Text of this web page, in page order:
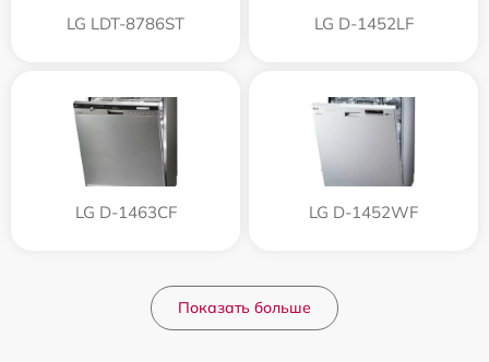
LG LDT-8786ST LG D-1452LF
LG D-1463CF LG D-1452WF
Показать больше